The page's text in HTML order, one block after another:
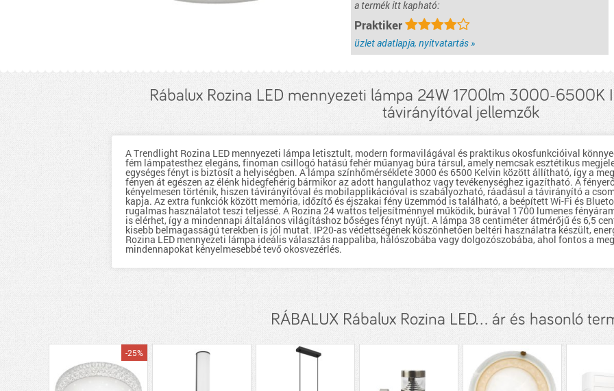
terekben is jól mutat. IP20-as védettségének köszönhetően beltéri
használatra készült, energiaosztálya G besorolású. A Trendlight
Rozina LED mennyezeti lámpa ideális választás nappaliba,
hálószobába vagy dolgozószobába, ahol fontos a megbízható, jól
szabályozható fény és a mindennapokat kényelmesebbé tevő
okosvezérlés.
a termék itt kapható:
Praktiker
üzlet adatlapja, nyitvatartás »
Rábalux Rozina LED mennyezeti lámpa 24W 1700lm 3000-
távirányítóval jellemzők
A Trendlight Rozina LED mennyezeti lámpa letisztult, modern formavilágával és praktikus okosfunkcióival
fém lámpatesthez elegáns, finoman csillogó hatású fehér műanyag búra társul, amely nemcsak esztétikus
egységes fényt is biztosít a helyiségben. A lámpa színhőmérséklete 3000 és 6500 Kelvin között állítható, így a
fényen át egészen az élénk hidegfehérig bármikor az adott hangulathoz vagy tevékenységhez igazítható. A
kényelmesen történik, hiszen távirányítóval és mobilapplikációval is szabályozható, ráadásul a távirányító a
kapja. Az extra funkciók között memória, időzítő és éjszakai fény üzemmód is található, a beépített Wi-Fi és
rugalmas használatot teszi teljessé. A Rozina 24 wattos teljesítménnyel működik, búrával 1700 lumenes
is elérhet, így a mindennapi általános világításhoz bőséges fényt nyújt. A lámpa 38 centiméter átmérőjű és 6,5
kisebb belmagasságú terekben is jól mutat. IP20-as védettségének köszönhetően beltéri használatra készült,
Rozina LED mennyezeti lámpa ideális választás nappaliba, hálószobába vagy dolgozószobába, ahol fontos a
mindennapokat kényelmesebbé tevő okosvezérlés.
RÁBALUX Rábalux Rozina LED... ár és hasonló
-25%